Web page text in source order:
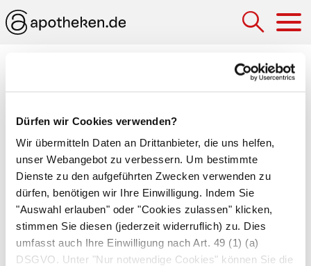
Dürfen wir Cookies verwenden?
Wir übermitteln Daten an Drittanbieter, die uns helfen,
unser Webangebot zu verbessern. Um bestimmte
Dienste zu den aufgeführten Zwecken verwenden zu
dürfen, benötigen wir Ihre Einwilligung. Indem Sie
"Auswahl erlauben" oder "Cookies zulassen" klicken,
stimmen Sie diesen (jederzeit widerruflich) zu. Dies
umfasst auch Ihre Einwilligung nach Art. 49 (1) (a)
DSGVO. Unter "Nur notwendige Cookies" können Sie die
Fehlende Nachweisbarkeit vonAntikörpernim
Blutserum. Wird einem Patienten dieser Befund
z.B. als Ergebnis einesAIDS-Testsvorgelegt,
bedeutet dies, dass er nicht infiziert ist.
Allerdings lassen sich bei vielen Erkrankungen
die Antikörper erst nach Ablauf einer gewissen
Zeitspanne nachweisen, z.B. bei AIDS. Daher